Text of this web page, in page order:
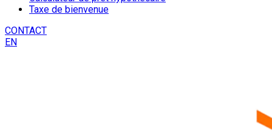
Taxe de bienvenue
CONTACT
EN